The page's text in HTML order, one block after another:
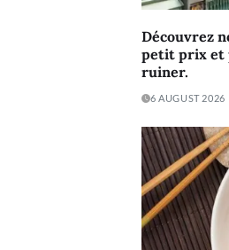
Découvrez
petit prix et
ruiner.
6 AUGUST 2026